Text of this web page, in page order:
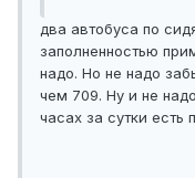
два автобуса по
заполненностью
надо. Но не надо
чем 709. Ну и не
часах за сутки